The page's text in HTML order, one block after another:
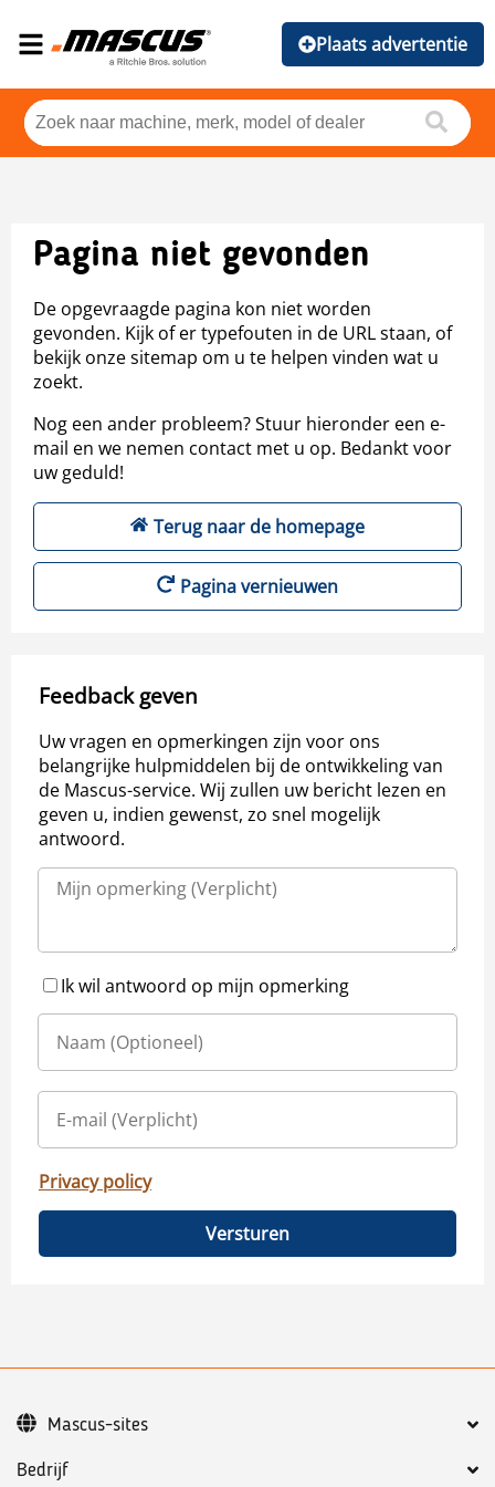
Plaats advertentie
Pagina niet gevonden
De opgevraagde pagina kon niet worden
gevonden. Kijk of er typefouten in de URL staan, of
bekijk onze sitemap om u te helpen vinden wat u
zoekt.
Nog een ander probleem? Stuur hieronder een e-
mail en we nemen contact met u op. Bedankt voor
uw geduld!
Terug naar de homepage
Pagina vernieuwen
Feedback geven
Uw vragen en opmerkingen zijn voor ons
belangrijke hulpmiddelen bij de ontwikkeling van
de Mascus-service. Wij zullen uw bericht lezen en
geven u, indien gewenst, zo snel mogelijk
antwoord.
Ik wil antwoord op mijn opmerking
Privacy policy
Versturen
Bedrijf
Mascus-sites